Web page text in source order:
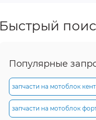
Быстрый
Популярные
запчасти на мотоблок
запчасти на мотоблок